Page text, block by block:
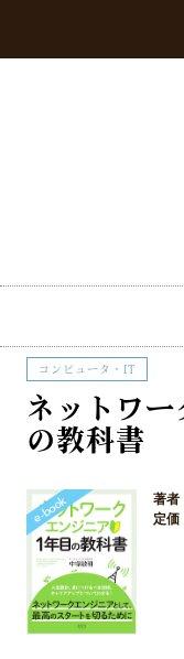
コンピュータ・IT
ネットワー
の教科書
著者
定価